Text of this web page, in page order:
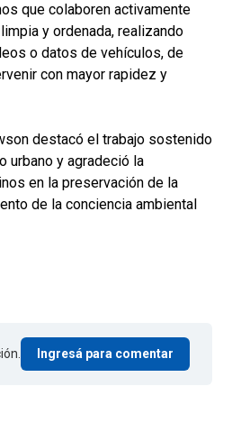
que colaboren activamente
y ordenada, realizando
o datos de vehículos, de
con mayor rapidez y
destacó el trabajo sostenido
urbano y agradeció la
en la preservación de la
de la conciencia ambiental
Ingresá para comentar